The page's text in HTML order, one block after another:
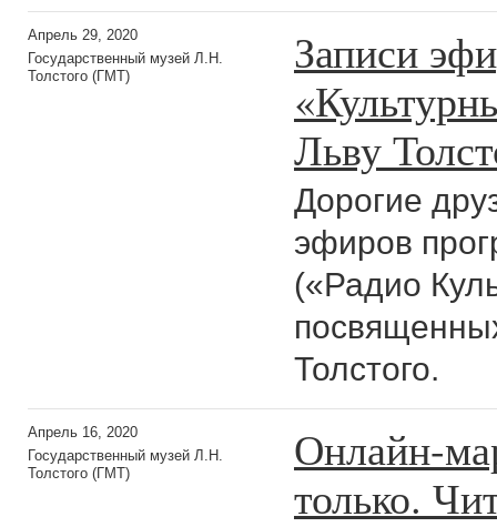
Апрель 29, 2020
Государственный музей Л.Н.
Толстого (ГМТ)
Записи
Льву
Дорогие
эфиров
(«Радио
Толстого.
Апрель 16, 2020
Государственный музей Л.Н.
Толстого (ГМТ)
Онлайн-
только.